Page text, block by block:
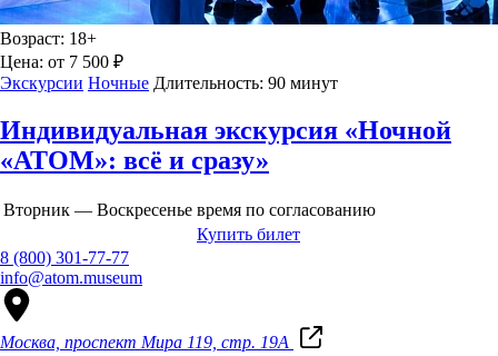
Возраст: 18+
Цена: от 7 500 ₽
Экскурсии Ночные Длительность: 90 минут
Индивидуальная экскурсия «Ночной
«АТОМ»: всё и сразу»
Вторник — Воскресенье время по согласованию
Купить билет
8 (800) 301-77-77
info@atom.museum
Москва, проспект Мира 119, стр. 19А